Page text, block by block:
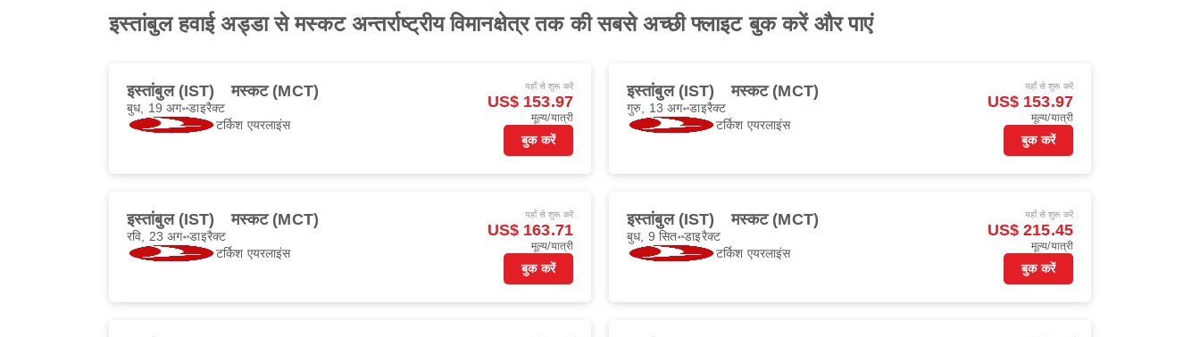
इस्तांबुल हवाई अड्डा से मस्कट अन्तर्राष्ट्रीय विमानक्षेत्र तक की सबसे अच्छी फ्लाइट बुक करें और पाएं
इस्तांबुल (IST) मस्कट (MCT)
बुध, 19 अग॰डाइरैक्ट
टर्किश एयरलाइंस
यहाँ से शुरू करें
US$ 153.97
मूल्य/यात्री
बुक करें
इस्तांबुल (IST) मस्कट (MCT)
गुरु, 13 अग॰डाइरैक्ट
टर्किश एयरलाइंस
यहाँ से शुरू करें
US$ 153.97
मूल्य/यात्री
बुक करें
इस्तांबुल (IST) मस्कट (MCT)
रवि, 23 अग॰डाइरैक्ट
टर्किश एयरलाइंस
यहाँ से शुरू करें
US$ 163.71
मूल्य/यात्री
बुक करें
इस्तांबुल (IST) मस्कट (MCT)
बुध, 9 सित॰डाइरैक्ट
टर्किश एयरलाइंस
यहाँ से शुरू करें
US$ 215.45
मूल्य/यात्री
बुक करें